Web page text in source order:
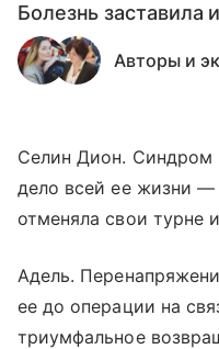
Болезнь заставила
Авторы и
Селин Дион. Синдром
дело всей ее жизни
отменяла свои турне
Адель.
ее до операции на
триумфальное